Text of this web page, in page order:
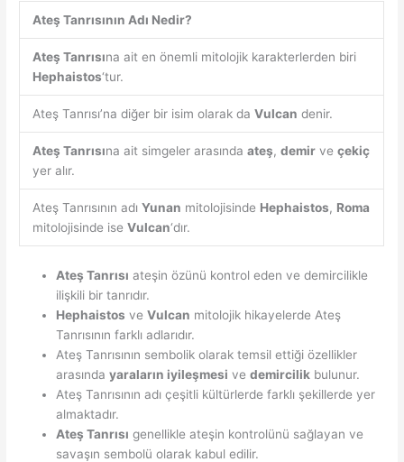
Ateş Tanrısının Adı Nedir?
Ateş Tanrısına ait en önemli mitolojik karakterlerden biri
Hephaistos‘tur.
Ateş Tanrısı’na diğer bir isim olarak da Vulcan denir.
Ateş Tanrısına ait simgeler arasında ateş, demirve çekiç
yer alır.
Ateş Tanrısının adı Yunan mitolojisinde Hephaistos, Roma
mitolojisinde ise Vulcan‘dır.
Ateş Tanrısı ateşin özünü kontrol eden ve demircilikle
ilişkili bir tanrıdır.
Hephaistos veVulcan mitolojik hikayelerde Ateş
Tanrısının farklı adlarıdır.
Ateş Tanrısının sembolik olarak temsil ettiği özellikler
arasındayaraların iyileşmesi vedemircilik bulunur.
Ateş Tanrısının adı çeşitli kültürlerde farklı şekillerde yer
almaktadır.
Ateş Tanrısı genellikle ateşin kontrolünü sağlayan ve
savaşın sembolü olarak kabul edilir.